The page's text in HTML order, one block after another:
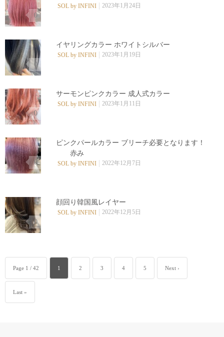
0
SOL by INFINI 2023年1月24日
0
イヤリングカラー ホワイトシルバー️
SOL by INFINI 2023年1月19日
0
サーモンピンクカラー 成人式カラー️
SOL by INFINI 2023年1月11日
0
ピンクパールカラー ️ブリーチ必要となります！
赤み
SOL by INFINI 2022年12月7日
0
顔回り韓国風レイヤー
SOL by INFINI 2022年12月5日
Page 1 / 42 1 2 3 4 5 Next ›
Last »